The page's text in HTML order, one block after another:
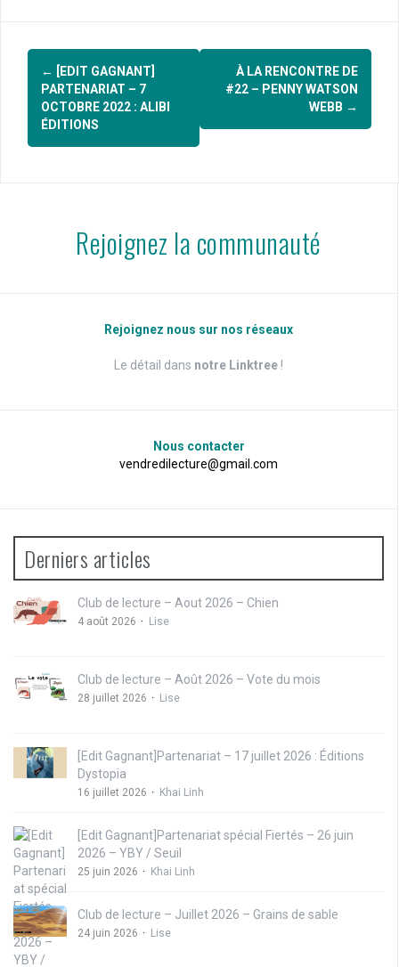
Navigation
d'article
← [EDIT GAGNANT]
PARTENARIAT – 7
OCTOBRE 2022 : ALIBI
ÉDITIONS
À LA RENCONTRE DE
#22 – PENNY WATSON
WEBB →
Rejoignez la communauté
Rejoignez nous sur nos réseaux
Le détail dans notre Linktree !
Nous contacter
vendredilecture@gmail.com
Derniers articles
Club de lecture – Aout 2026 – Chien
4 août 2026 Lise
Club de lecture – Août 2026 – Vote du mois
28 juillet 2026 Lise
[Edit Gagnant]Partenariat – 17 juillet 2026 : Éditions
Dystopia
16 juillet 2026 Khai Linh
[Edit Gagnant]Partenariat spécial Fiertés – 26 juin
2026 – YBY / Seuil
25 juin 2026 Khai Linh
Club de lecture – Juillet 2026 – Grains de sable
24 juin 2026 Lise